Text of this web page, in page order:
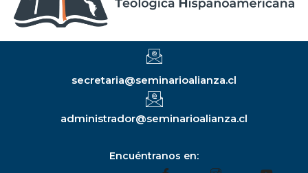
secretaria@seminarioalianza.cl
administrador@seminarioalianza.cl
Encuéntranos en: